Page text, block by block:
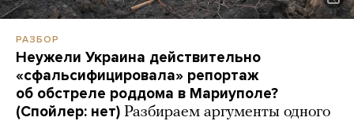
РАЗБОР
Неужели Украина действительно
«сфальсифицировала» репортаж
об обстреле роддома в Мариуполе?
(Спойлер: нет) Разбираем аргументы одного